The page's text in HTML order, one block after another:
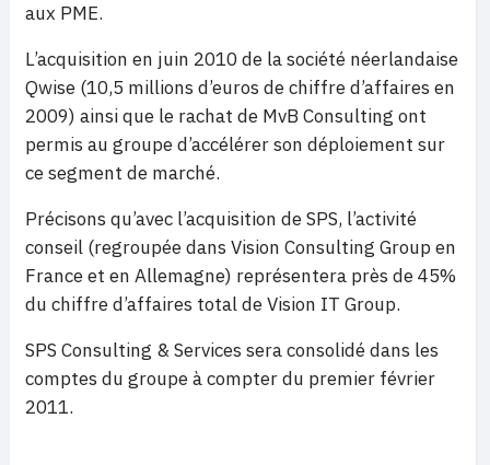
aux PME.
L’acquisition en juin 2010 de la société néerlandaise
Qwise (10,5 millions d’euros de chiffre d’affaires en
2009) ainsi que le rachat de MvB Consulting ont
permis au groupe d’accélérer son déploiement sur
ce segment de marché.
Précisons qu’avec l’acquisition de SPS, l’activité
conseil (regroupée dans Vision Consulting Group en
France et en Allemagne) représentera près de 45%
du chiffre d’affaires total de Vision IT Group.
SPS Consulting & Services sera consolidé dans les
comptes du groupe à compter du premier février
2011.